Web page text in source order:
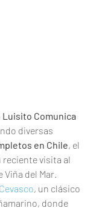
Luisito Comunica
diversas
en Chile, el
visita al
Viña del Mar.
, un clásico
donde